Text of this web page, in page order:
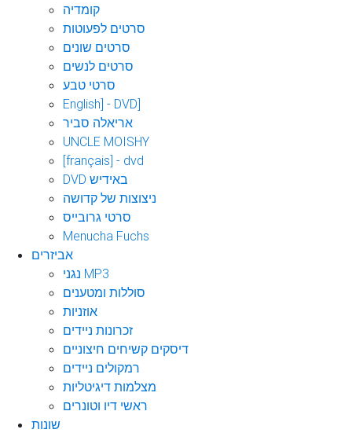
קומדיה
סרטים לפעוטות
סרטים שונים
סרטים לנשים
סרטי טבע
English] - DVD]
אריאלה סביר
UNCLE MOISHY
[français] - dvd
DVD באידיש
ניצוצות של קדושה
סרטי גרובייס
Menucha Fuchs
אביזרים
נגני MP3
סוללות ומטענים
אוזניות
זכרונות ניידים
דיסקים קשיחים חיצוניים
רמקולים ניידים
מצלמות דיגיטליות
ראשי דיו וטונרים
שונות